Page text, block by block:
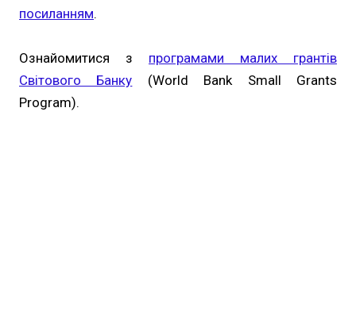
посиланням.
Ознайомитися з програмами малих грантів
Світового Банку (World Bank Small Grants
Program).